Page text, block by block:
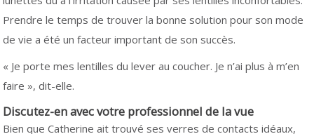
Prendre le temps de trouver la bonne solution pour son mode
de vie a été un facteur important de son succès.
« Je porte mes lentilles du lever au coucher. Je n’ai plus à m’en
faire », dit-elle.
Discutez-en avec votre professionnel de la vue
Bien que Catherine ait trouvé ses verres de contacts idéaux,